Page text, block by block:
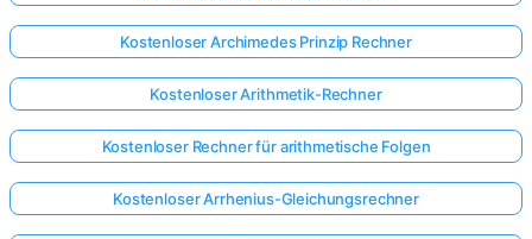
Kostenloser Archimedes Prinzip Rechner
Kostenloser Arithmetik-Rechner
Kostenloser Rechner für arithmetische Folgen
Kostenloser Arrhenius-Gleichungsrechner